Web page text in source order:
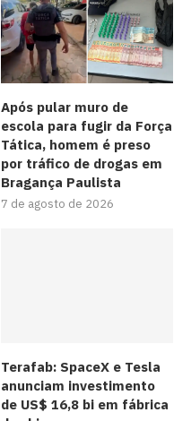
Após pular muro de
escola para fugir da Força
Tática, homem é preso
por tráfico de drogas em
Bragança Paulista
7 de agosto de 2026
Terafab: SpaceX e Tesla
anunciam investimento
de US$ 16,8 bi em fábrica